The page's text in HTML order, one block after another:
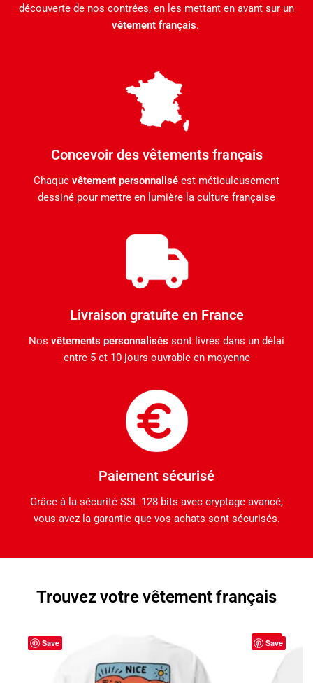
découverte de nos contrées, en les mettant en avant sur un
vêtement français.
Concevoir des vêtements français
Chaque vêtement personnalisé est méticuleusement
dessiné pour mettre en lumière la culture française
Livraison gratuite en France
Nos vêtements personnalisés sont livrés dans un délai
entre 5 et 10 jours ouvrable en moyenne
Paiement sécurisé
Grâce à la sécurité SSL 128 bits avec cryptage avancé,
vous avez la garantie que vos achats sont sécurisés.
Trouvez votre vêtement français
Save Save
-29%